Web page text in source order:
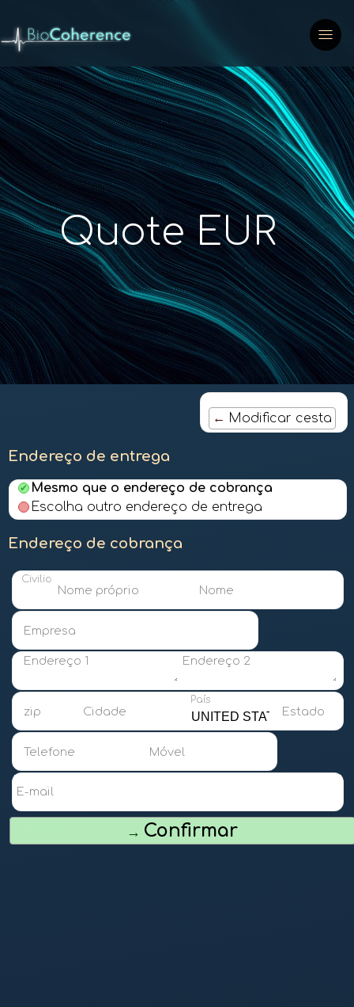
Quote EUR
Modificar cesta
Endereço de entrega
Mesmo que o endereço de cobrança
Escolha outro endereço de entrega
Endereço de cobrança
Civilidade
Nome próprio Nome
Empresa
Endereço 1 Endereço 2
zip Cidade
País
Estado
Telefone Móvel
E-mail
Confirmar